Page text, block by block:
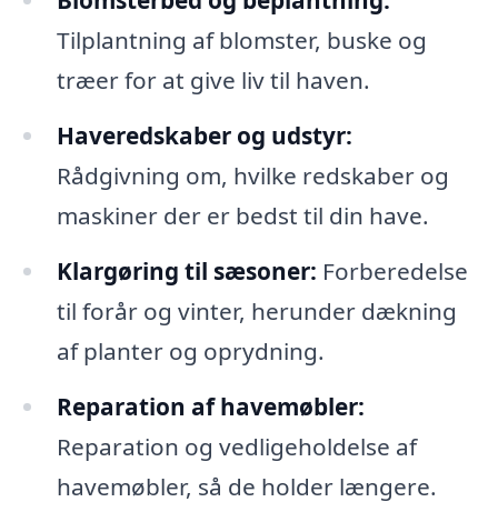
Tilplantning af blomster, buske og
træer for at give liv til haven.
Haveredskaber og udstyr:
Rådgivning om, hvilke redskaber og
maskiner der er bedst til din have.
Klargøring til sæsoner: Forberedelse
til forår og vinter, herunder dækning
af planter og oprydning.
Reparation af havemøbler:
Reparation og vedligeholdelse af
havemøbler, så de holder længere.